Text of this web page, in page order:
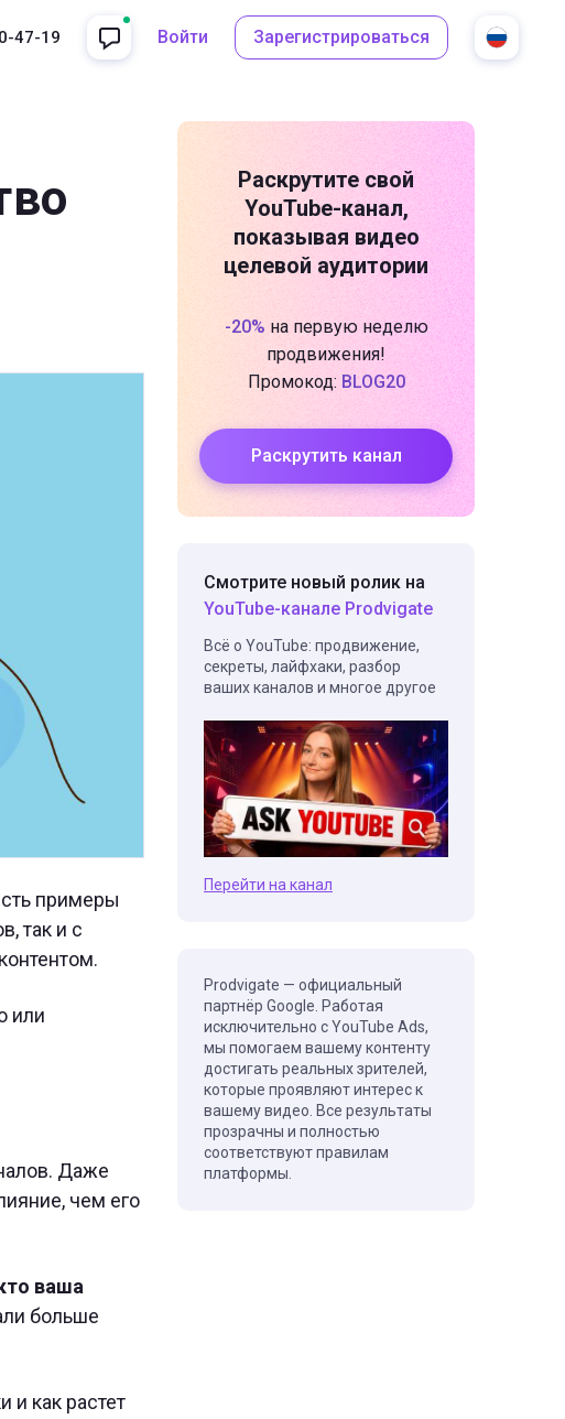
47-19 Войти Зарегистрироваться
примеры
так и с
или
Даже
чем его
ваша
больше
и как растет
Раскрутите свой
YouTube-канал,
показывая видео
целевой аудитории
-20% на первую неделю
продвижения!
Промокод: BLOG20
Раскрутить канал
Смотрите новый ролик на
YouTube-канале Prodvigate
Всё о YouTube: продвижение,
секреты, лайфхаки, разбор
ваших каналов и многое другое
Перейти на канал
Prodvigate — официальный
партнёр Google. Работая
исключительно с YouTube Ads,
мы помогаем вашему контенту
достигать реальных зрителей,
которые проявляют интерес к
вашему видео. Все результаты
прозрачны и полностью
соответствуют правилам
платформы.